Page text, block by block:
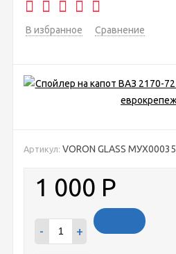
В избранное Сравнение
Артикул: VORON GLASS МУХ00035
1 000 Р
- +